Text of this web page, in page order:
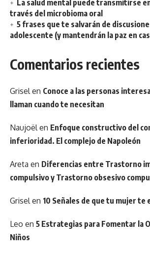
La salud mental puede transmitirse
través del microbioma oral
5 frases que te salvarán de
adolescente (y mantendrán la paz en
Comentarios recientes
Grisel en Conoce a las personas
llaman cuando te necesitan
Naujoël en Enfoque constructivo del
inferioridad. El complejo de Napoleón
Areta en Diferencias entre Trastorno
compulsivo y Trastorno obsesivo
Grisel en 10 Señales de que tu mujer te
Leo en 5 Estrategias para Fomentar la
Niños